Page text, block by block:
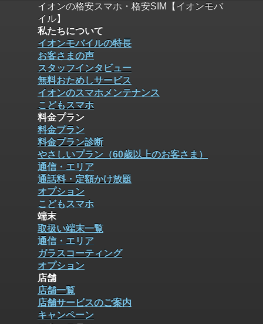
イオンの格安スマホ・格安SIM【イオンモバ
イル】
私たちについて
イオンモバイルの特長
お客さまの声
スタッフインタビュー
無料おためしサービス
イオンのスマホメンテナンス
こどもスマホ
料金プラン
料金プラン
料金プラン診断
やさしいプラン（60歳以上のお客さま）
通信・エリア
通話料・定額かけ放題
オプション
こどもスマホ
端末
取扱い端末一覧
通信・エリア
ガラスコーティング
オプション
店舗
店舗一覧
店舗サービスのご案内
キャンペーン